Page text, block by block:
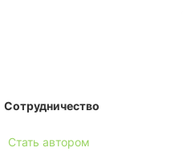
Сотрудничество
Стать автором